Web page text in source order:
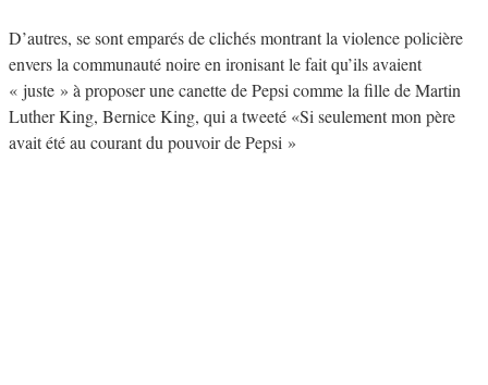
D’autres, se sont emparés de clichés montrant la violence policière
envers la communauté noire en ironisant le fait qu’ils avaient
« juste » à proposer une canette de Pepsi comme la fille de Martin
Luther King, Bernice King, qui a tweeté «Si seulement mon père
avait été au courant du pouvoir de Pepsi »